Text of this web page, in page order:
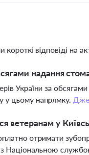
відповіді на
надання
України за
у цьому напрямку.
ветеранам у
отримати
Національною